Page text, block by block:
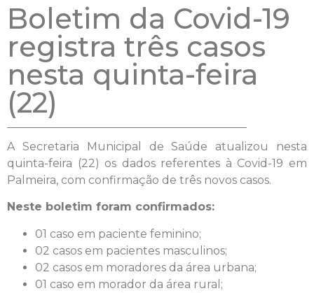
Boletim da Covid-19
registra três casos
nesta quinta-feira
(22)
A Secretaria Municipal de Saúde atualizou nesta
quinta-feira (22) os dados referentes à Covid-19 em
Palmeira, com confirmação de três novos casos.
Neste boletim foram confirmados:
01 caso em paciente feminino;
02 casos em pacientes masculinos;
02 casos em moradores da área urbana;
01 caso em morador da área rural;